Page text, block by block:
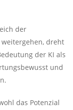
der
dreht
der KI als
und
das Potenzial